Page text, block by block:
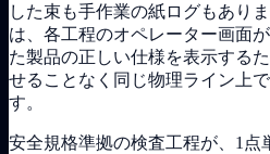
した束も手作業の紙ログもあり
は、各工程のオペレーター画面
た製品の正しい仕様を表示する
せることなく同じ物理ライン上
す。
安全規格準拠の検査工程が、1点